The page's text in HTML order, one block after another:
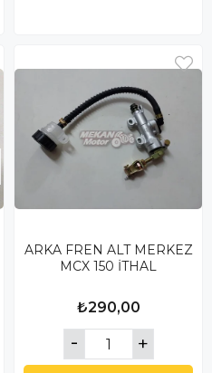
ARKA FREN ALT MERKEZ
MCX 150 İTHAL
₺290,00